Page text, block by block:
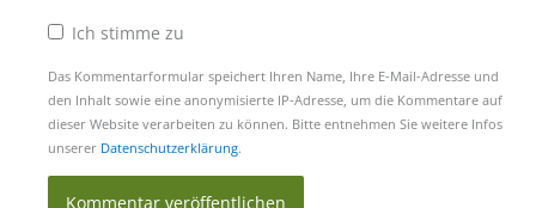
Ich stimme zu
Das Kommentarformular speichert Ihren Name, Ihre E-Mail-Adresse und
den Inhalt sowie eine anonymisierte IP-Adresse, um die Kommentare auf
dieser Website verarbeiten zu können. Bitte entnehmen Sie weitere Infos
unserer Datenschutzerklärung.